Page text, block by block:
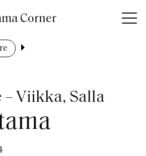
Corner
– Viikka, Salla